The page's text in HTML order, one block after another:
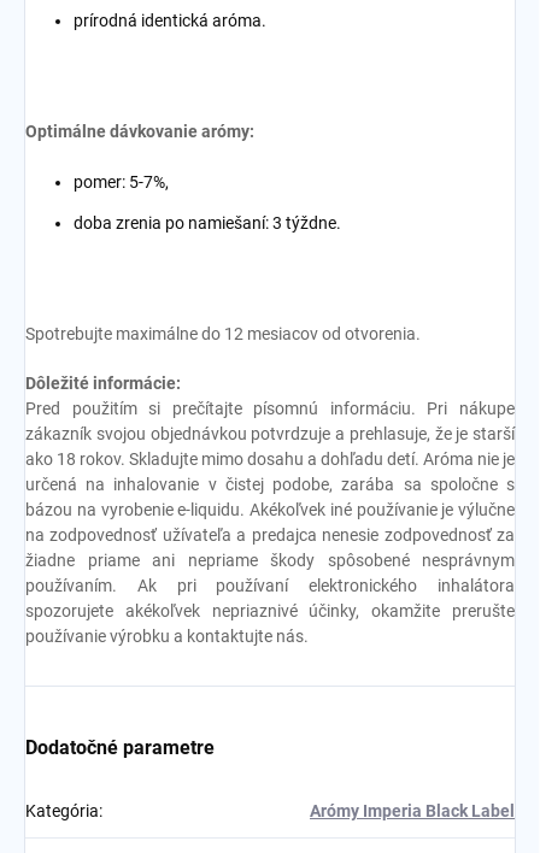
prírodná identická aróma.
Optimálne dávkovanie arómy:
pomer: 5-7%,
doba zrenia po namiešaní: 3 týždne.
Spotrebujte maximálne do 12 mesiacov od otvorenia.
Dôležité informácie:
Pred použitím si prečítajte písomnú informáciu. Pri nákupe
zákazník svojou objednávkou potvrdzuje a prehlasuje, že je starší
ako 18 rokov. Skladujte mimo dosahu a dohľadu detí. Aróma nie je
určená na inhalovanie v čistej podobe, zarába sa spoločne s
bázou na vyrobenie e-liquidu. Akékoľvek iné používanie je výlučne
na zodpovednosť užívateľa a predajca nenesie zodpovednosť za
žiadne priame ani nepriame škody spôsobené nesprávnym
používaním. Ak pri používaní elektronického inhalátora
spozorujete akékoľvek nepriaznivé účinky, okamžite prerušte
používanie výrobku a kontaktujte nás.
Dodatočné parametre
Kategória: Arómy Imperia Black Label